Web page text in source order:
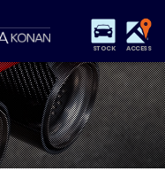
STOCK ACCESS
パーツリスト
アクセスマップ
注文販売